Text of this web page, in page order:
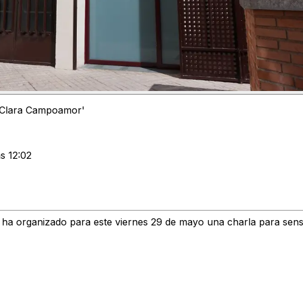
Campoamor'
12:02
ha organizado para este viernes 29 de mayo una charla para